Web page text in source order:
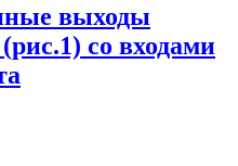
выходы
со входами